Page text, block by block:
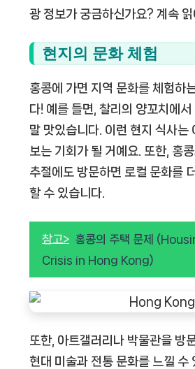
광 정보가 궁금하신가요? 계속
현지의 문화 체험
홍콩에 가면 지역 문화를 체험하
다! 예를 들면, 찰리의 양꼬치에
말 맛있습니다. 이런 현지 식사는
보는 기회가 될 거예요. 또한, 홍
추절에도 방문하면 로컬 문화를
할 수 있습니다.
참고> 홍콩의 주택 문제
Crisis in Hong Kong)
또한, 아트갤러리나 박물관을 방
현대 미술과 전통 문화를 느낄 수